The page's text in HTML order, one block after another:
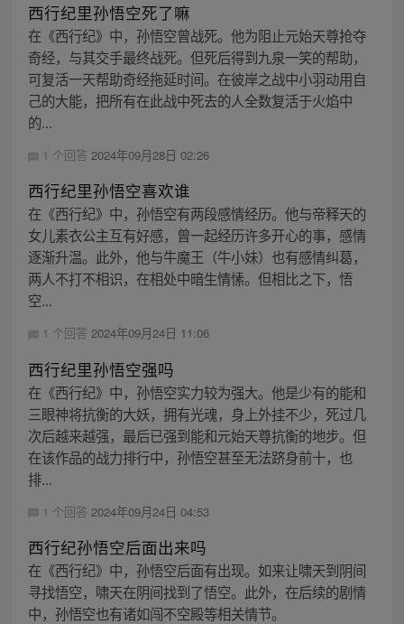
西行纪里孙悟空死了嘛
在《西行纪》中，孙悟空曾战死。他为阻止元始天尊抢夺
奇经，与其交手最终战死。但死后得到九泉一笑的帮助，
可复活一天帮助奇经拖延时间。在彼岸之战中小羽动用自
己的大能，把所有在此战中死去的人全数复活于火焰中
的...
1 个回答 2024年09月28日 02:26
西行纪里孙悟空喜欢谁
在《西行纪》中，孙悟空有两段感情经历。他与帝释天的
女儿素衣公主互有好感，曾一起经历许多开心的事，感情
逐渐升温。此外，他与牛魔王（牛小妹）也有感情纠葛，
两人不打不相识，在相处中暗生情愫。但相比之下，悟
空...
1 个回答 2024年09月24日 11:06
西行纪里孙悟空强吗
在《西行纪》中，孙悟空实力较为强大。他是少有的能和
三眼神将抗衡的大妖，拥有光魂，身上外挂不少，死过几
次后越来越强，最后已强到能和元始天尊抗衡的地步。但
在该作品的战力排行中，孙悟空甚至无法跻身前十，也
排...
1 个回答 2024年09月24日 04:53
西行纪孙悟空后面出来吗
在《西行纪》中，孙悟空后面有出现。如来让啸天到阴间
寻找悟空，啸天在阴间找到了悟空。此外，在后续的剧情
中，孙悟空也有诸如闯不空殿等相关情节。